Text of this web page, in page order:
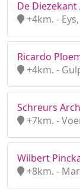
De Diezekant
+4km. -
Ricardo
+4km. -
Schreurs
+7km. -
Wilbert
+8km. -